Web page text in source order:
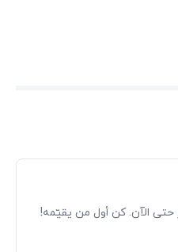
حتى الآن. كن أول من يقيّمه!